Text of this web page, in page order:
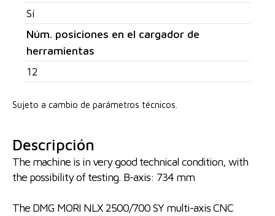
Sí
Núm. posiciones en el cargador de
herramientas
12
Sujeto a cambio de parámetros técnicos.
Descripción
The machine is in very good technical condition, with
the possibility of testing. B-axis: 734 mm
The DMG MORI NLX 2500/700 SY multi-axis CNC